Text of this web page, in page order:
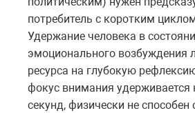
потребитель с коротким
Удержание человека в
эмоционального возбуждения
ресурса на глубокую
фокус внимания удерживается
секунд, физически не